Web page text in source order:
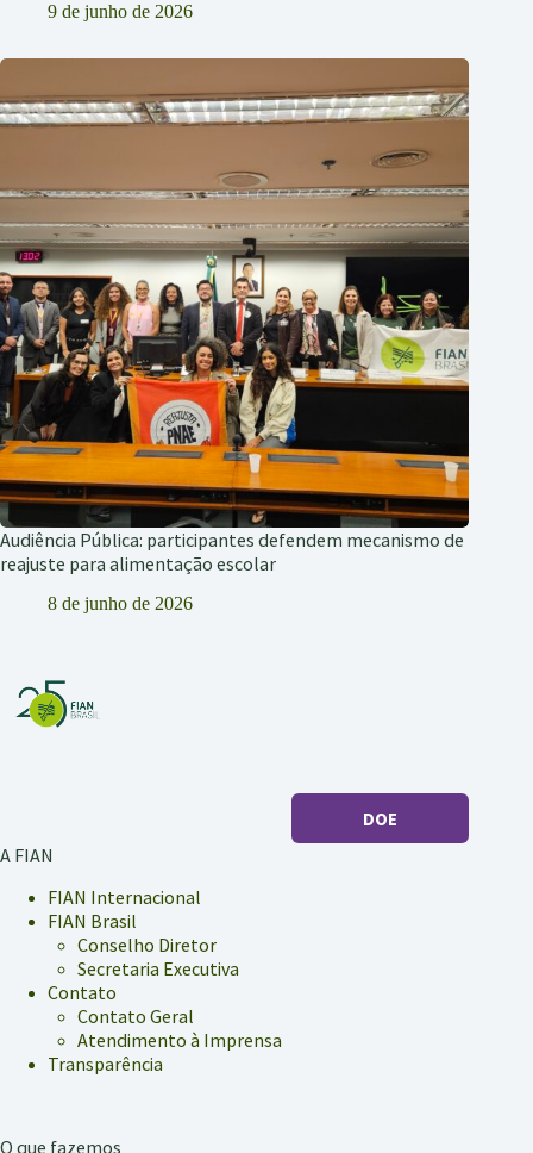
9 de junho de 2026
Audiência Pública: participantes defendem mecanismo de
reajuste para alimentação escolar
8 de junho de 2026
DOE
A FIAN
FIAN Internacional
FIAN Brasil
Conselho Diretor
Secretaria Executiva
Contato
Contato Geral
Atendimento à Imprensa
Transparência
O que fazemos